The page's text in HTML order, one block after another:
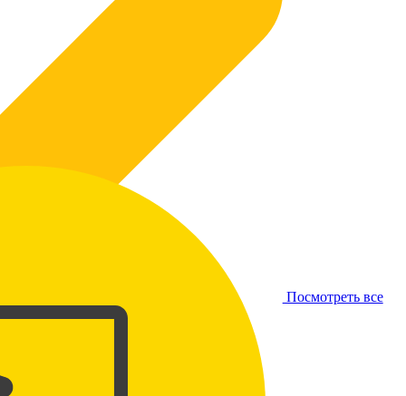
Посмотреть все